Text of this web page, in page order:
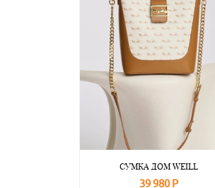
СУМКА ДОМ WEILL
39 980 Р